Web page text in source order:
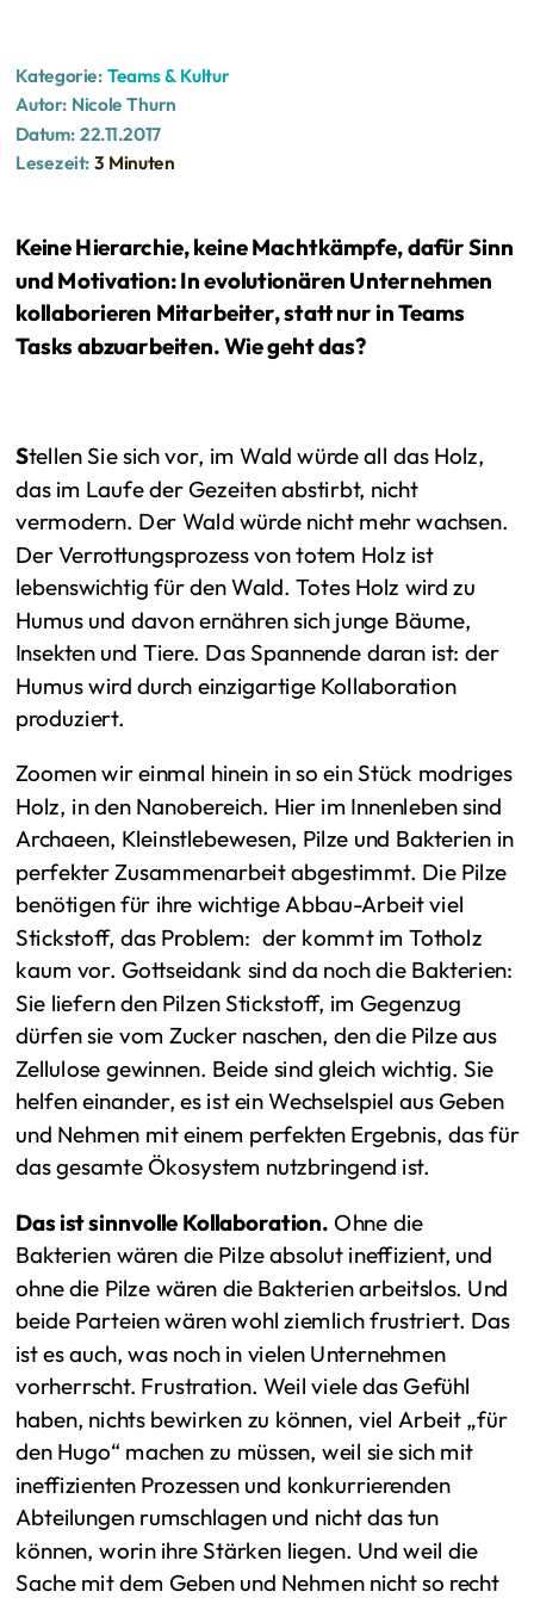
Kategorie: Teams & Kultur
Autor: Nicole Thurn
Datum: 22.11.2017
Lesezeit: 3 Minuten
Keine Hierarchie, keine Machtkämpfe, dafür Sinn
und Motivation: In evolutionären Unternehmen
kollaborieren Mitarbeiter, statt nur in Teams
Tasks abzuarbeiten. Wie geht das?
Stellen Sie sich vor, im Wald würde all das Holz,
das im Laufe der Gezeiten abstirbt, nicht
vermodern. Der Wald würde nicht mehr wachsen.
Der Verrottungsprozess von totem Holz ist
lebenswichtig für den Wald. Totes Holz wird zu
Humus und davon ernähren sich junge Bäume,
Insekten und Tiere. Das Spannende daran ist: der
Humus wird durch einzigartige Kollaboration
produziert.
Zoomen wir einmal hinein in so ein Stück modriges
Holz, in den Nanobereich. Hier im Innenleben sind
Archaeen, Kleinstlebewesen, Pilze und Bakterien in
perfekter Zusammenarbeit abgestimmt. Die Pilze
benötigen für ihre wichtige Abbau-Arbeit viel
Stickstoff, das Problem: der kommt im Totholz
kaum vor. Gottseidank sind da noch die Bakterien:
Sie liefern den Pilzen Stickstoff, im Gegenzug
dürfen sie vom Zucker naschen, den die Pilze aus
Zellulose gewinnen. Beide sind gleich wichtig. Sie
helfen einander, es ist ein Wechselspiel aus Geben
und Nehmen mit einem perfekten Ergebnis, das für
das gesamte Ökosystem nutzbringend ist.
Das ist sinnvolle Kollaboration. Ohne die
Bakterien wären die Pilze absolut ineffizient, und
ohne die Pilze wären die Bakterien arbeitslos. Und
beide Parteien wären wohl ziemlich frustriert. Das
ist es auch, was noch in vielen Unternehmen
vorherrscht. Frustration. Weil viele das Gefühl
haben, nichts bewirken zu können, viel Arbeit „für
den Hugo“ machen zu müssen, weil sie sich mit
ineffizienten Prozessen und konkurrierenden
Abteilungen rumschlagen und nicht das tun
können, worin ihre Stärken liegen. Und weil die
Sache mit dem Geben und Nehmen nicht so recht